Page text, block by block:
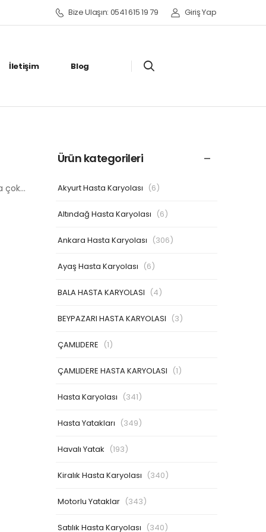
Bize Ulaşın: 0541 615 19 79 Giriş Yap
İletişim Blog
çok…
Ürün kategorileri
Akyurt Hasta Karyolası (6)
Altındağ Hasta Karyolası (6)
Ankara Hasta Karyolası (306)
Ayaş Hasta Karyolası (6)
BALA HASTA KARYOLASI (4)
BEYPAZARI HASTA KARYOLASI (3)
ÇAMLIDERE (1)
ÇAMLIDERE HASTA KARYOLASI (1)
Hasta Karyolası (341)
Hasta Yatakları (349)
Havalı Yatak (193)
Kiralık Hasta Karyolası (340)
Motorlu Yataklar (343)
Satılık Hasta Karyolası (340)